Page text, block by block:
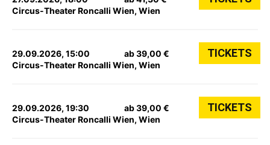
Circus-Theater Roncalli Wien, Wien
29.09.2026, 15:00
Circus-Theater Roncalli Wien, Wien
ab 39,00 € TICKETS
29.09.2026, 19:30
Circus-Theater Roncalli Wien, Wien
ab 39,00 € TICKETS